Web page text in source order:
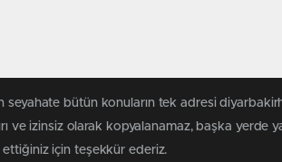
seyahate bütün konuların tek adresi
izinsiz olarak kopyalanamaz, başka yerde
ettiğiniz için teşekkür ederiz.